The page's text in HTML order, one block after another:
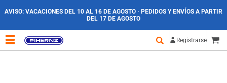
AVISO: VACACIONES DEL 10 AL 16 DE AGOSTO · PEDIDOS Y ENVÍOS A PARTIR
DEL 17 DE AGOSTO
Registrarse